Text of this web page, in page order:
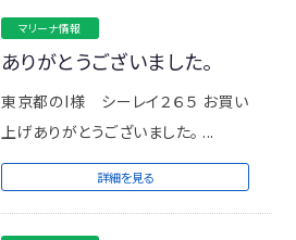
マリーナ情報
ありがとうございました。
東京都のI様 シーレイ２６５ お買い
上げありがとうございました。 ...
詳細を見る